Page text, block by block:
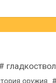
оружия